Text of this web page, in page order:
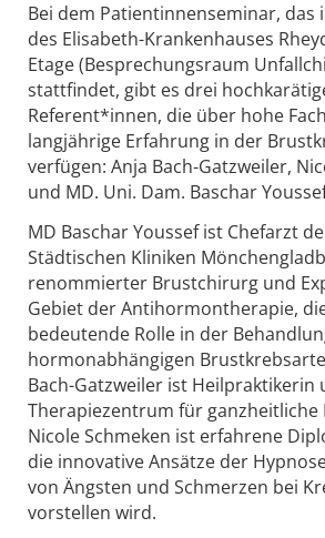
Bei dem Patientinnenseminar, das
des Elisabeth-Krankenhauses
Etage (Besprechungsraum
stattfindet, gibt es drei
Referent*innen, die über hohe
langjährige Erfahrung in der
verfügen: Anja Bach-Gatzweiler,
und MD. Uni. Dam. Baschar
MD Baschar Youssef ist Chefarzt
Städtischen Kliniken
renommierter Brustchirurg und
Gebiet der Antihormontherapie,
bedeutende Rolle in der
hormonabhängigen
Bach-Gatzweiler ist Heilpraktikerin
Therapiezentrum für ganzheitliche
Nicole Schmeken ist erfahrene
die innovative Ansätze der
von Ängsten und Schmerzen bei
vorstellen wird.